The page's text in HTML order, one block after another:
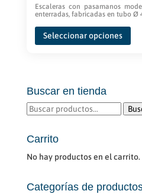
de
Escaleras con pasamanos
enterradas, fabricadas en tubo Ø
Seleccionar opciones
en
Buscar en tienda
Buscar
Carrito
No hay productos en el carrito.
Categorías de